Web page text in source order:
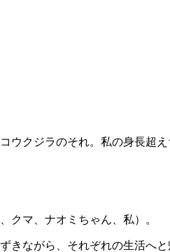
ウクジラのそれ。私の身長超え
クマ、ナオミちゃん、私）。
きながら、それぞれの生活へと